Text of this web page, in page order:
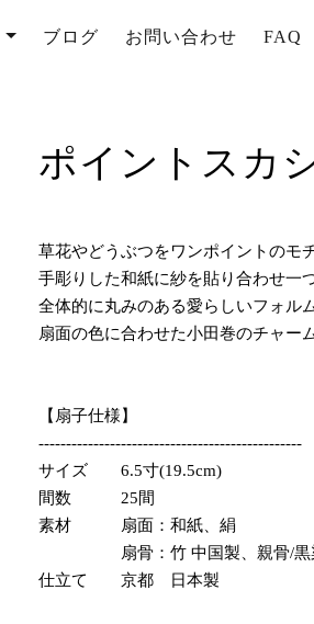
ブログ お問い合わせ FAQ
ポイントスカ
草花やどうぶつをワンポイントのモ
手彫りした和紙に紗を貼り合わせ一
全体的に丸みのある愛らしいフォル
扇面の色に合わせた小田巻のチャー
【扇子仕様】
------------------------------------------------
サイズ 6.5寸(19.5cm)
間数 25間
素材 扇面：和紙、絹
扇骨：竹 中国製、親骨/黒染
仕立て 京都 日本製